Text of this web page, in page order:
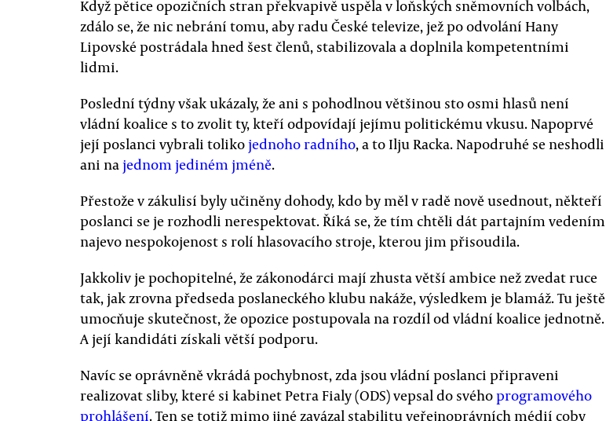
Když pětice opozičních stran překvapivě uspěla v loňských sněmovních volbách,
zdálo se, že nic nebrání tomu, aby radu České televize, jež po odvolání Hany
Lipovské postrádala hned šest členů, stabilizovala a doplnila kompetentními
lidmi.
Poslední týdny však ukázaly, že ani s pohodlnou většinou sto osmi hlasů není
vládní koalice s to zvolit ty, kteří odpovídají jejímu politickému vkusu. Napoprvé
její poslanci vybrali tolikojednoho radního, a to Ilju Racka. Napodruhé se neshodli
ani najednom jediném jméně.
Přestože v zákulisí byly učiněny dohody, kdo by měl v radě nově usednout, někteří
poslanci se je rozhodli nerespektovat. Říká se, že tím chtěli dát partajním vedením
najevo nespokojenost s rolí hlasovacího stroje, kterou jim přisoudila.
Jakkoliv je pochopitelné, že zákonodárci mají zhusta větší ambice než zvedat ruce
tak, jak zrovna předseda poslaneckého klubu nakáže, výsledkem je blamáž. Tu ještě
umocňuje skutečnost, že opozice postupovala na rozdíl od vládní koalice jednotně.
A její kandidáti získali větší podporu.
Navíc se oprávněně vkrádá pochybnost, zda jsou vládní poslanci připraveni
realizovat sliby, které si kabinet Petra Fialy (ODS) vepsal do svéhoprogramového
prohlášení. Ten se totiž mimo jiné zavázal stabilitu veřejnoprávních médií coby